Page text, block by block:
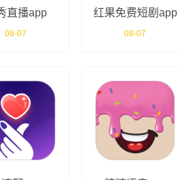
直播app
08-07
红果免费短剧app
08-07